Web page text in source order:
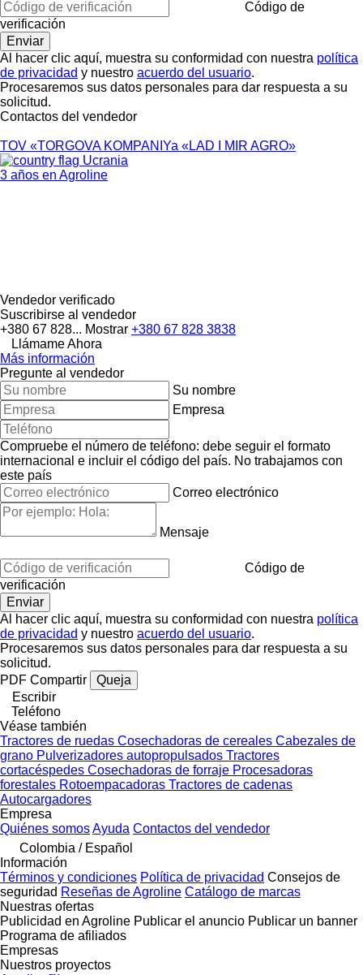
Código de
verificación
Al hacer clic aquí, muestra su conformidad con nuestra política
de privacidad y nuestro acuerdo del usuario.
Procesaremos sus datos personales para dar respuesta a su
solicitud.
Contactos del vendedor
TOV «TORGOVA KOMPANIYa «LAD I MIR AGRO»
Ucrania
3 años en Agroline
Vendedor verificado
Suscribirse al vendedor
+380 67 828... Mostrar +380 67 828 3838
Llámame Ahora
Más información
Pregunte al vendedor
Su nombre
Empresa
Compruebe el número de teléfono: debe seguir el formato
internacional e incluir el código del país. No trabajamos con
este país
Correo electrónico
Mensaje
Código de
verificación
Al hacer clic aquí, muestra su conformidad con nuestra política
de privacidad y nuestro acuerdo del usuario.
Procesaremos sus datos personales para dar respuesta a su
solicitud.
PDF Compartir
Queja
Escribir
Teléfono
Véase también
Tractores de ruedas Cosechadoras de cereales Cabezales de
grano Pulverizadores autopropulsados Tractores
cortacéspedes Cosechadoras de forraje Procesadoras
forestales Rotoempacadoras Tractores de cadenas
Autocargadores
Empresa
Quiénes somosAyuda Contactos del vendedor
Colombia / Español
Información
Términos y condiciones Política de privacidad Consejos de
seguridad Reseñas de Agroline Catálogo de marcas
Nuestras ofertas
Publicidad en Agroline Publicar el anuncio Publicar un banner
Programa de afiliados
Empresas
Nuestros proyectos